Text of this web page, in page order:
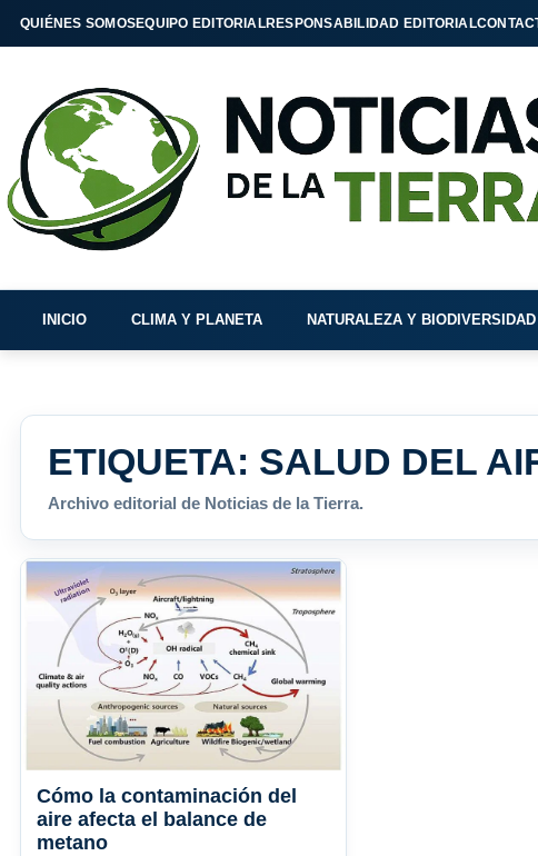
QUIÉNES SOMOSEQUIPO EDITORIALRESPONSABILIDAD EDITORIAL
INICIO CLIMA Y PLANETA NATURALEZA Y BIODIVERSIDAD
ETIQUETA: SALUD DEL
Archivo editorial de Noticias de la Tierra.
Cómo la contaminación del
aire afecta el balance de
metano